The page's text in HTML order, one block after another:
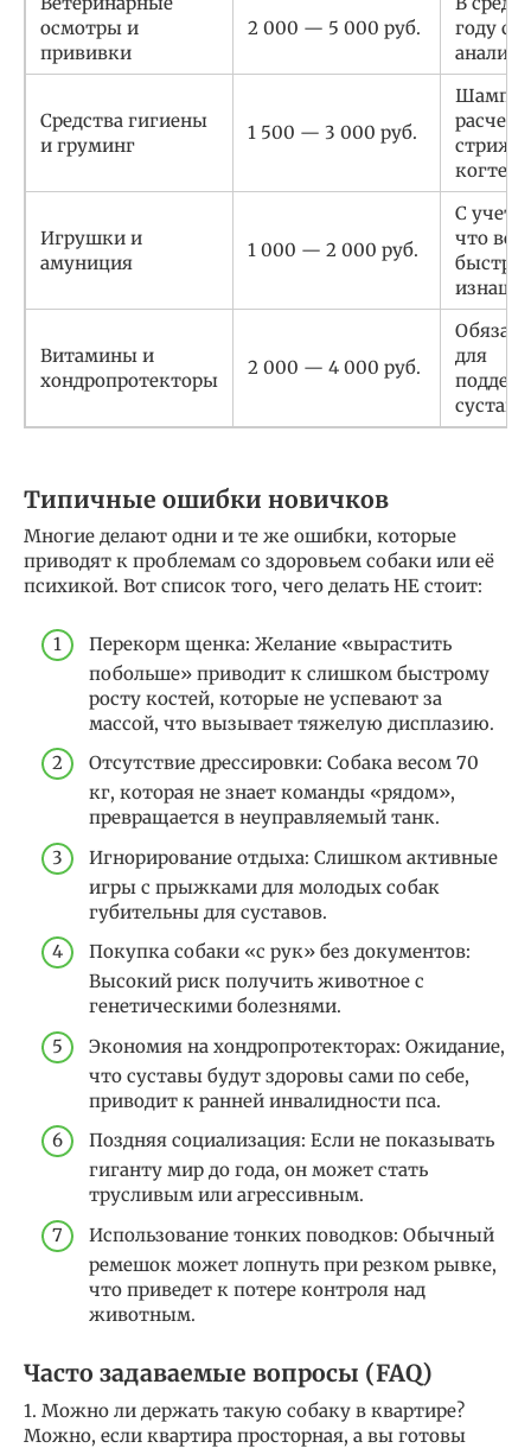
осмотры и
прививки
2 000 — 5 000 руб.
году с
Средства гигиены
и груминг
1 500 — 3 000 руб.
когтей
Игрушки и
амуниция
1 000 — 2 000 руб.
С
что
быстро
Витамины и
хондропротекторы
2 000 — 4 000 руб.
для
Типичные ошибки новичков
Многие делают одни и те же ошибки, которые
приводят к проблемам со здоровьем собаки или её
психикой. Вот список того, чего делать НЕ стоит:
Перекорм щенка: Желание «вырастить
побольше» приводит к слишком быстрому
росту костей, которые не успевают за
массой, что вызывает тяжелую дисплазию.
Отсутствие дрессировки: Собака весом 70
кг, которая не знает команды «рядом»,
превращается в неуправляемый танк.
Игнорирование отдыха: Слишком активные
игры с прыжками для молодых собак
губительны для суставов.
Покупка собаки «с рук» без документов:
Высокий риск получить животное с
генетическими болезнями.
Экономия на хондропротекторах: Ожидание,
что суставы будут здоровы сами по себе,
приводит к ранней инвалидности пса.
Поздняя социализация: Если не показывать
гиганту мир до года, он может стать
трусливым или агрессивным.
Использование тонких поводков: Обычный
ремешок может лопнуть при резком рывке,
что приведет к потере контроля над
животным.
Часто задаваемые вопросы (FAQ)
1. Можно ли держать такую собаку в квартире?
Можно, если квартира просторная, а вы готовы